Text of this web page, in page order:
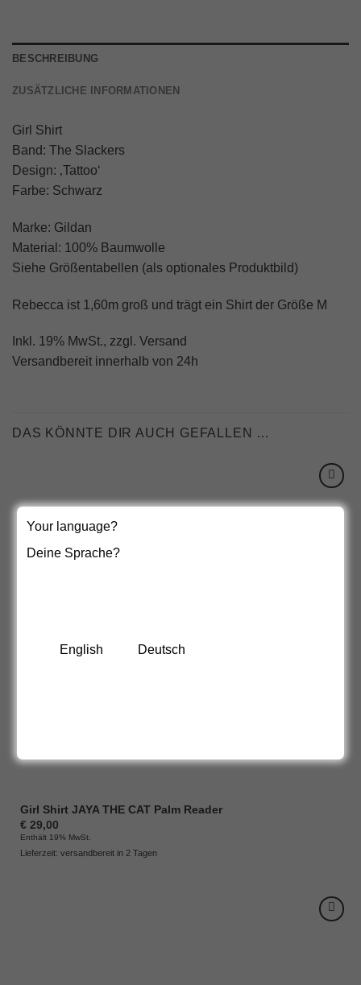
BESCHREIBUNG
ZUSÄTZLICHE INFORMATIONEN
Girl Shirt
Band: The Slackers
Design: ‚Tattoo‘
Farbe: Schwarz
Marke: Gildan
Material: 100% Baumwolle
Siehe Größentabellen (als optionales Produktbild)
Rebecca ist 1,60m groß und trägt ein Shirt der Größe M
Inkl. 19% MwSt., zzgl. Versand
Versandbereit innerhalb von 24h
DAS KÖNNTE DIR AUCH GEFALLEN …
Girl Shirt JAYA THE CAT Palm Reader
€29,00
Enthält 19% MwSt.
Lieferzeit: versandbereit in 2 Tagen
Your language?
Deine Sprache?
English Deutsch